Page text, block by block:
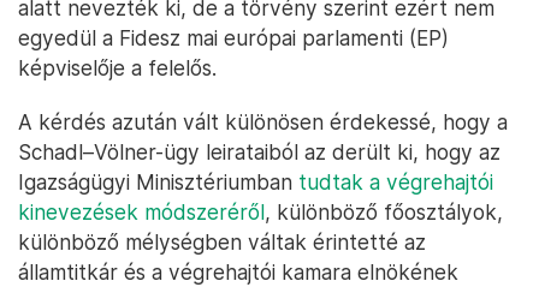
alatt nevezték ki, de a törvény szerint ezért nem
egyedül a Fidesz mai európai parlamenti (EP)
képviselője a felelős.
A kérdés azután vált különösen érdekessé, hogy a
Schadl–Völner-ügy leirataiból az derült ki, hogy az
Igazságügyi Minisztériumban tudtak a végrehajtói
kinevezések módszeréről, különböző főosztályok,
különböző mélységben váltak érintetté az
államtitkár és a végrehajtói kamara elnökének